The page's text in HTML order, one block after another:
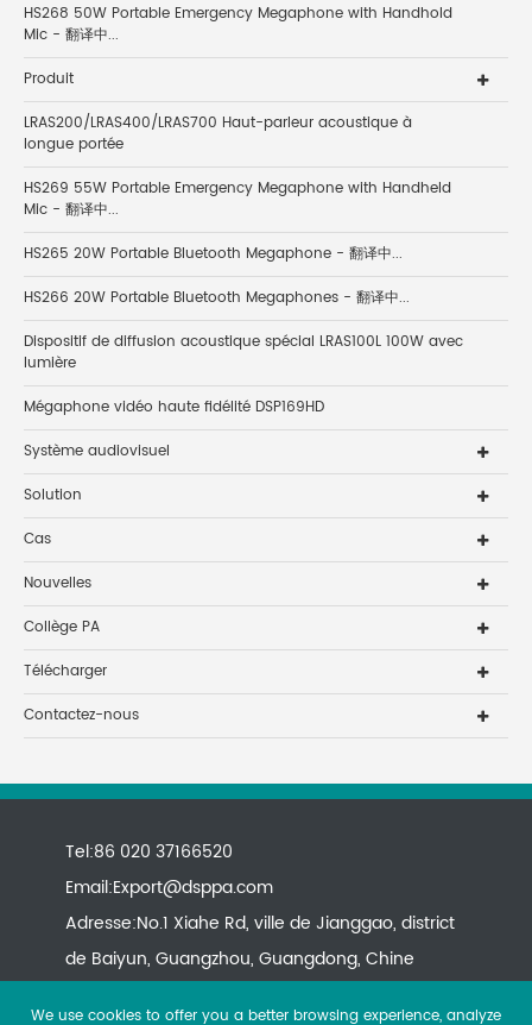
HS268 50W Portable Emergency Megaphone with Handhold
Mic - 翻译中...
Produit
LRAS200/LRAS400/LRAS700 Haut-parleur acoustique à
longue portée
HS269 55W Portable Emergency Megaphone with Handheld
Mic - 翻译中...
HS265 20W Portable Bluetooth Megaphone - 翻译中...
HS266 20W Portable Bluetooth Megaphones - 翻译中...
Dispositif de diffusion acoustique spécial LRAS100L 100W avec
lumière
Mégaphone vidéo haute fidélité DSP169HD
Système audiovisuel
Solution
Cas
Nouvelles
Collège PA
Télécharger
Contactez-nous
Tel:86 020 37166520
Email:Export@dsppa.com
Adresse:No.1 Xiahe Rd, ville de Jianggao, district
de Baiyun, Guangzhou, Guangdong, Chine
We use cookies to offer you a better browsing experience, analyze